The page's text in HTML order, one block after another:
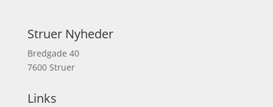
Struer Nyheder
Bredgade 40
7600 Struer
Links